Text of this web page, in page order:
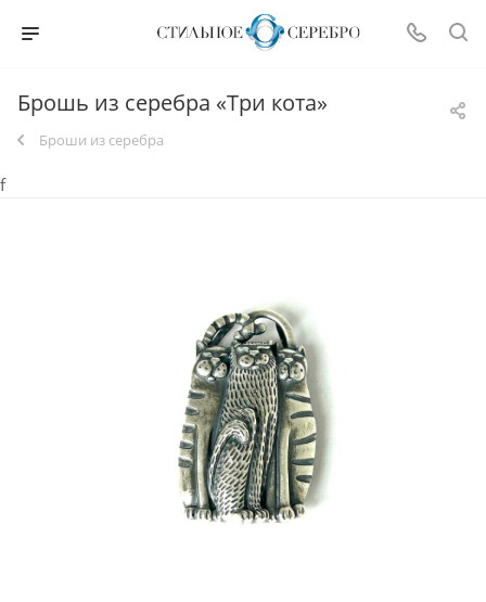
Брошь из серебра «Три кота»
Броши из серебра
f